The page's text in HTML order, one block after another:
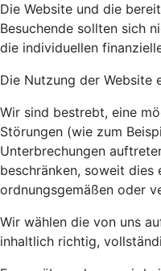
Die Website und die
Besuchende sollten sich
die individuellen
Die Nutzung der Website
Wir sind bestrebt, eine
Störungen (wie zum
Unterbrechungen
beschränken, soweit
ordnungsgemäßen oder
Wir wählen die von uns
inhaltlich richtig,